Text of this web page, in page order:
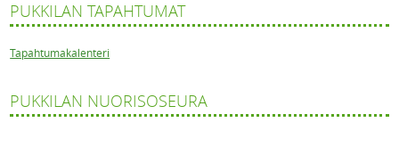
PUKKILAN TAPAHTUMAT
Tapahtumakalenteri
PUKKILAN NUORISOSEURA